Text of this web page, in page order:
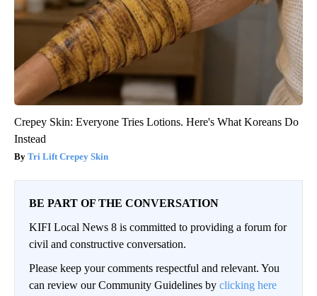
Crepey Skin: Everyone Tries Lotions. Here's What Koreans Do
Instead
Tri Lift Crepey Skin
BE PART OF THE CONVERSATION
KIFI Local News 8 is committed to providing a forum for
civil and constructive conversation.
Please keep your comments respectful and relevant. You
can review our Community Guidelines by clicking here